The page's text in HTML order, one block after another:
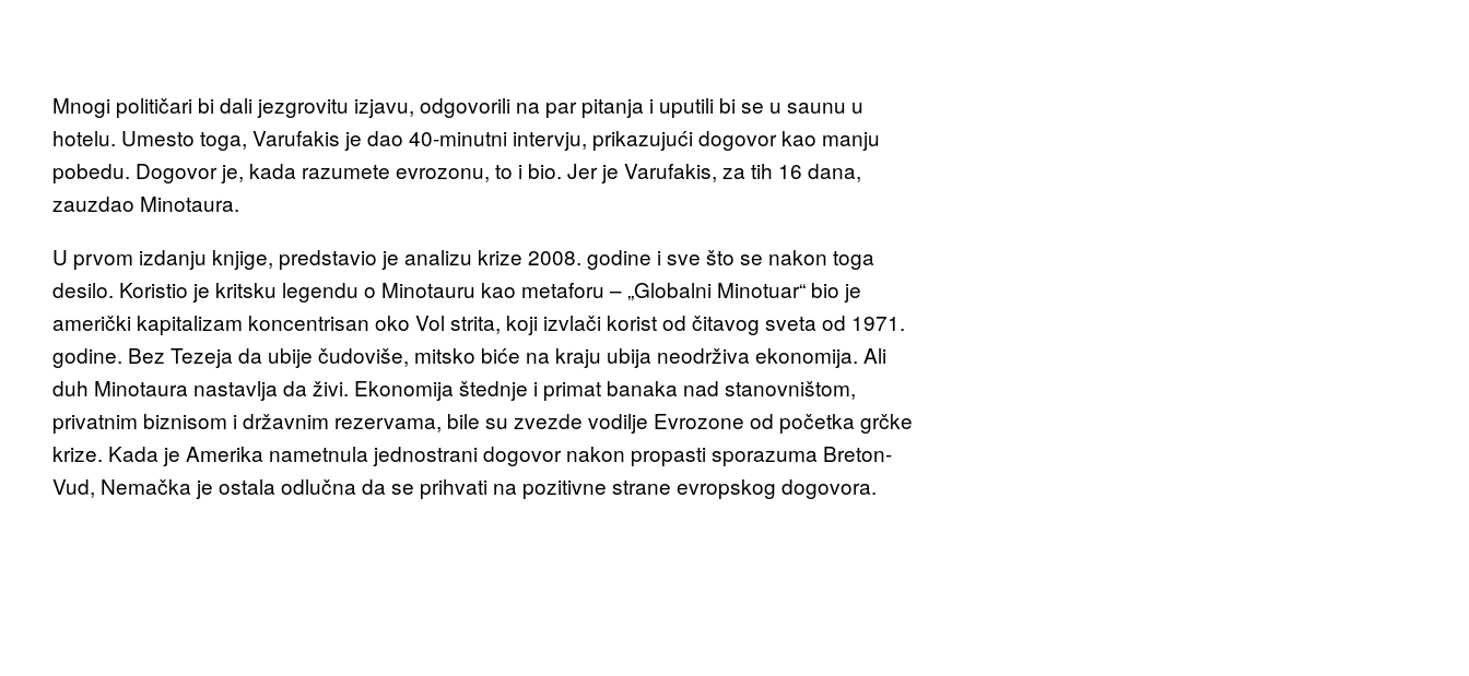
Mnogi političari bi dali jezgrovitu izjavu, odgovorili na par pitanja i uputili bi se u saunu u
hotelu. Umesto toga, Varufakis je dao 40-minutni intervju, prikazujući dogovor kao manju
pobedu. Dogovor je, kada razumete evrozonu, to i bio. Jer je Varufakis, za tih 16 dana,
zauzdao Minotaura.
U prvom izdanju knjige, predstavio je analizu krize 2008. godine i sve što se nakon toga
desilo. Koristio je kritsku legendu o Minotauru kao metaforu – „Globalni Minotuar“ bio je
američki kapitalizam koncentrisan oko Vol strita, koji izvlači korist od čitavog sveta od 1971.
godine. Bez Tezeja da ubije čudoviše, mitsko biće na kraju ubija neodrživa ekonomija. Ali
duh Minotaura nastavlja da živi. Ekonomija štednje i primat banaka nad stanovništom,
privatnim biznisom i državnim rezervama, bile su zvezde vodilje Evrozone od početka grčke
krize. Kada je Amerika nametnula jednostrani dogovor nakon propasti sporazuma Breton-
Vud, Nemačka je ostala odlučna da se prihvati na pozitivne strane evropskog dogovora.